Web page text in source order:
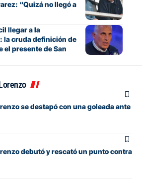
“Quizá no llegó a
llegar a la
la cruda definición de
el presente de San
se destapó con una goleada ante
debutó y rescató un punto contra